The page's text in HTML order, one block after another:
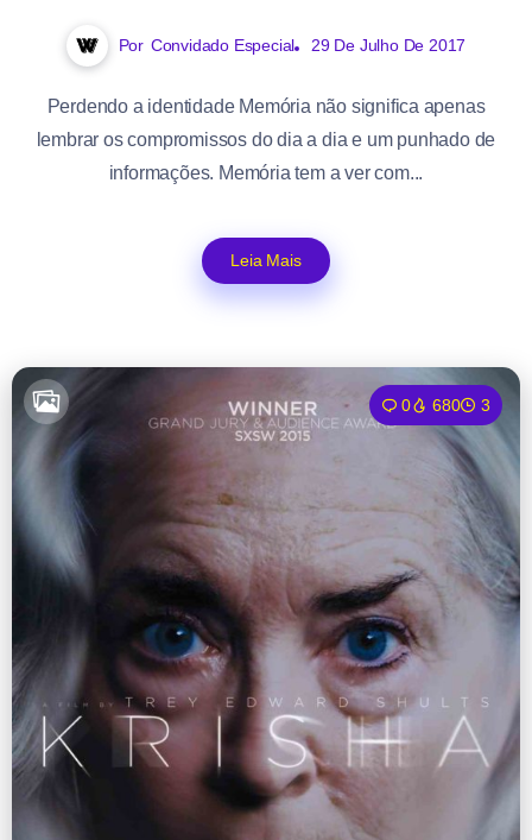
Por Convidado Especial 29 De Julho De 2017
Perdendo a identidade Memória não significa apenas
lembrar os compromissos do dia a dia e um punhado de
informações. Memória tem a ver com...
Leia Mais
0 680 3